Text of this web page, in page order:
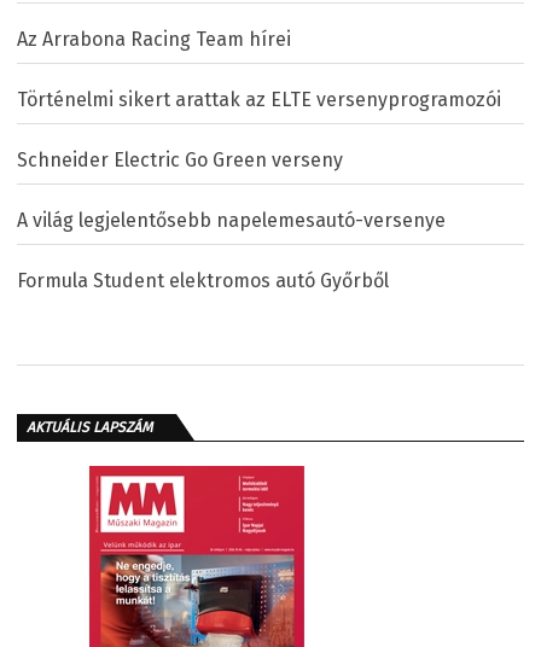
Az Arrabona Racing Team hírei
Történelmi sikert arattak az ELTE versenyprogramozói
Schneider Electric Go Green verseny
A világ legjelentősebb napelemesautó-versenye
Formula Student elektromos autó Győrből
AKTUÁLIS LAPSZÁM